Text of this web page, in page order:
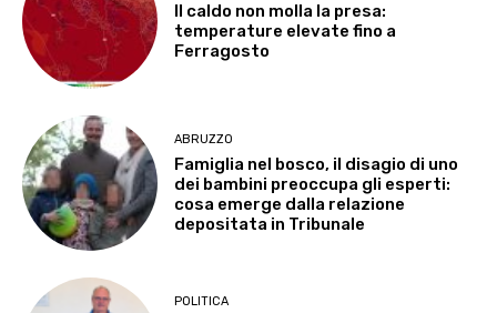
Il caldo non molla la presa:
temperature elevate fino a
Ferragosto
ABRUZZO
Famiglia nel bosco, il disagio di uno
dei bambini preoccupa gli esperti:
cosa emerge dalla relazione
depositata in Tribunale
POLITICA